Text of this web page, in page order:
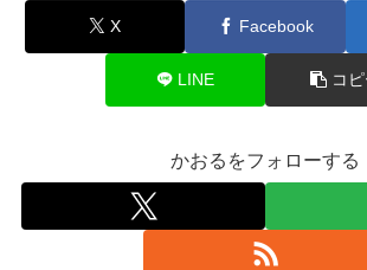
X Facebook
LINE コ
かおるをフォローする